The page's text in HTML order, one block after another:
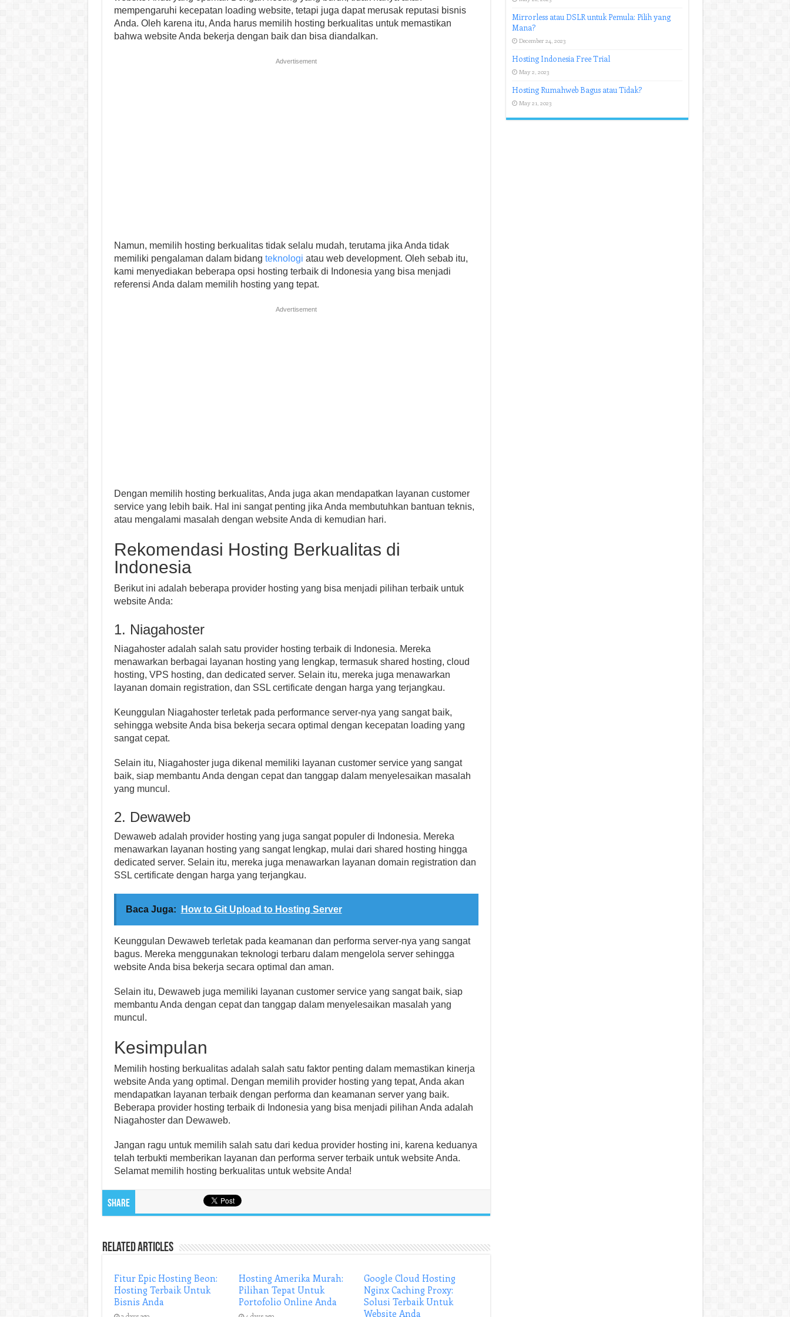
mempengaruhi kecepatan loading website, tetapi juga dapat merusak reputasi bisnis
Anda. Oleh karena itu, Anda harus memilih hosting berkualitas untuk memastikan
bahwa website Anda bekerja dengan baik dan bisa diandalkan.
Advertisement
Namun, memilih hosting berkualitas tidak selalu mudah, terutama jika Anda tidak
memiliki pengalaman dalam bidang teknologi atau web development. Oleh sebab itu,
kami menyediakan beberapa opsi hosting terbaik di Indonesia yang bisa menjadi
referensi Anda dalam memilih hosting yang tepat.
Advertisement
Dengan memilih hosting berkualitas, Anda juga akan mendapatkan layanan customer
service yang lebih baik. Hal ini sangat penting jika Anda membutuhkan bantuan teknis,
atau mengalami masalah dengan website Anda di kemudian hari.
Rekomendasi Hosting Berkualitas di
Indonesia
Berikut ini adalah beberapa provider hosting yang bisa menjadi pilihan terbaik untuk
website Anda:
1. Niagahoster
Niagahoster adalah salah satu provider hosting terbaik di Indonesia. Mereka
menawarkan berbagai layanan hosting yang lengkap, termasuk shared hosting, cloud
hosting, VPS hosting, dan dedicated server. Selain itu, mereka juga menawarkan
layanan domain registration, dan SSL certificate dengan harga yang terjangkau.
Keunggulan Niagahoster terletak pada performance server-nya yang sangat baik,
sehingga website Anda bisa bekerja secara optimal dengan kecepatan loading yang
sangat cepat.
Selain itu, Niagahoster juga dikenal memiliki layanan customer service yang sangat
baik, siap membantu Anda dengan cepat dan tanggap dalam menyelesaikan masalah
yang muncul.
2. Dewaweb
Dewaweb adalah provider hosting yang juga sangat populer di Indonesia. Mereka
menawarkan layanan hosting yang sangat lengkap, mulai dari shared hosting hingga
dedicated server. Selain itu, mereka juga menawarkan layanan domain registration dan
SSL certificate dengan harga yang terjangkau.
Baca Juga: How to Git Upload to Hosting Server
Keunggulan Dewaweb terletak pada keamanan dan performa server-nya yang sangat
bagus. Mereka menggunakan teknologi terbaru dalam mengelola server sehingga
website Anda bisa bekerja secara optimal dan aman.
Selain itu, Dewaweb juga memiliki layanan customer service yang sangat baik, siap
membantu Anda dengan cepat dan tanggap dalam menyelesaikan masalah yang
muncul.
Kesimpulan
Memilih hosting berkualitas adalah salah satu faktor penting dalam memastikan kinerja
website Anda yang optimal. Dengan memilih provider hosting yang tepat, Anda akan
mendapatkan layanan terbaik dengan performa dan keamanan server yang baik.
Beberapa provider hosting terbaik di Indonesia yang bisa menjadi pilihan Anda adalah
Niagahoster dan Dewaweb.
Jangan ragu untuk memilih salah satu dari kedua provider hosting ini, karena keduanya
telah terbukti memberikan layanan dan performa server terbaik untuk website Anda.
Selamat memilih hosting berkualitas untuk website Anda!
Share
Related Articles
Fitur Epic Hosting Beon:
Hosting Terbaik Untuk
Bisnis Anda
Hosting Amerika Murah:
Pilihan Tepat Untuk
Portofolio Online Anda
Google Cloud Hosting
Nginx Caching Proxy:
Solusi Terbaik Untuk
Website Anda
Mirrorless atau DSLR untuk Pemula: Pilih yang
Mana?
December 24, 2023
Hosting Indonesia Free Trial
May 2, 2023
Hosting Rumahweb Bagus atau Tidak?
May 21, 2023